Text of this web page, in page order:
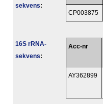
sekvens:
CP003875
16S rRNA-
sekvens:
Acc-nr
AY362899